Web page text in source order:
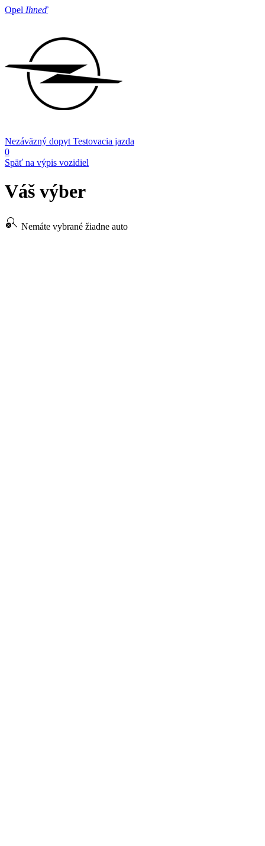
Opel Ihneď
Nezáväzný dopyt Testovacia jazda
0
Späť na výpis vozidiel
Váš výber
search_off Nemáte vybrané žiadne auto